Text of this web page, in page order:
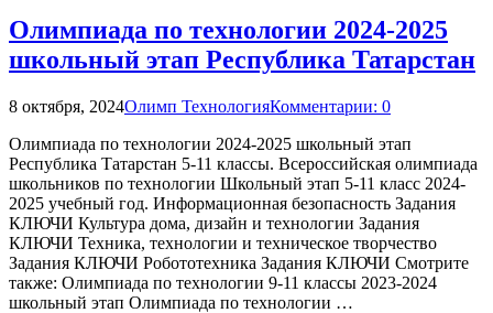
Олимпиада по технологии 2024-2025
школьный этап Республика Татарстан
8 октября, 2024Олимп ТехнологияКомментарии: 0
Олимпиада по технологии 2024-2025 школьный этап
Республика Татарстан 5-11 классы. Всероссийская олимпиада
школьников по технологии Школьный этап 5-11 класс 2024-
2025 учебный год. Информационная безопасность Задания
КЛЮЧИ Культура дома, дизайн и технологии Задания
КЛЮЧИ Техника, технологии и техническое творчество
Задания КЛЮЧИ Робототехника Задания КЛЮЧИ Смотрите
также: Олимпиада по технологии 9-11 классы 2023-2024
школьный этап Олимпиада по технологии …